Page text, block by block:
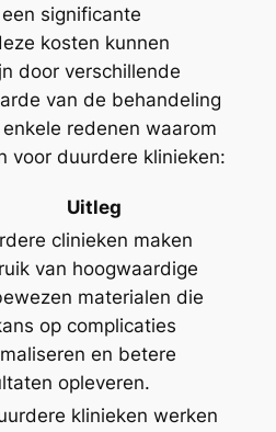
significante
kosten kunnen
door verschillende
van de behandeling
redenen waarom
voor duurdere klinieken:
Uitleg
clinieken maken
van hoogwaardige
materialen die
op complicaties
en betere
opleveren.
klinieken werken